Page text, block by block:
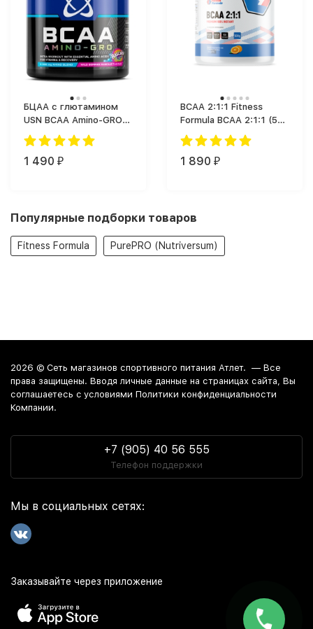
БЦАА с глютамином
USN BCAA Amino-GRO
(200 г)
1 490 ₽
BCAA 2:1:1 Fitness
Formula BCAA 2:1:1 (500
г)
1 890 ₽
Популярные подборки товаров
Fitness Formula PurePRO (Nutriversum)
2026 © Сеть магазинов спортивного питания Атлет. — Все
права защищены. Вводя личные данные на страницах сайта, Вы
соглашаетесь c условиями Политики конфиденциальности
Компании.
+7 (905) 40 56 555
Телефон поддержки
Мы в социальных сетях:
Заказывайте через приложение